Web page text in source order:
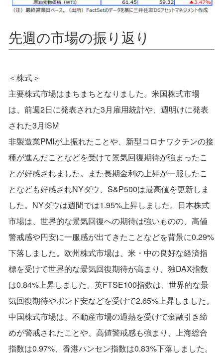
先週の市場の振り返り
＜株式＞
主要株式市場はまちまちとなりました。米国株式市場
は、前週2日に発表された3月雇用統計や、週明けに発表
された3月ISM
非製造業PMIが上振れたことや、新型コロナワクチンの接
種が進んだことなどを受けて景気回復期待が強まったこ
とが好感されました。また長期金利の上昇が一服したこ
となども好感されNYダウ、S&P500は最高値を更新しま
した。NYダウは週間では1.95%上昇しました。日本株式
市場は、世界的な景気回復への期待は強いものの、高値
警戒感や円安に一服感が出てきたことなどを背景に0.29%
下落しました。欧州株式市場は、米・中の良好な経済指
標を受けて世界的な景気回復期待が高まり、独DAX指数
は0.84%上昇しました。英FTSE100指数は、世界的な景
気回復期待やポンド安などを受けて2.65%上昇しました。
中国株式市場は、不動産市場の過熱を受けて金融引き締
めが警戒されたことや、高値警戒感も強まり、上海総合
指数は0.97%、香港ハンセン指数は0.83%下落しました。